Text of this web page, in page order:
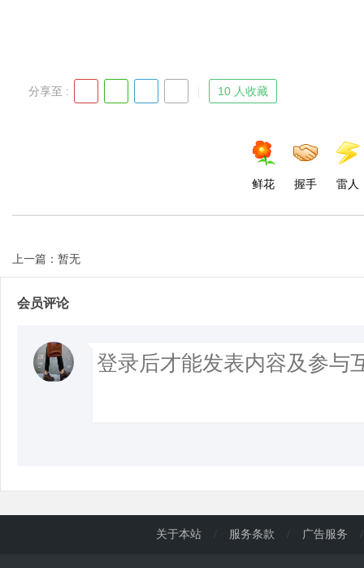
分享至 : 10 人收藏
鲜花 握手 雷人
上一篇：暂无
会员评论
关于本站 / 服务条款 / 广告服务 /